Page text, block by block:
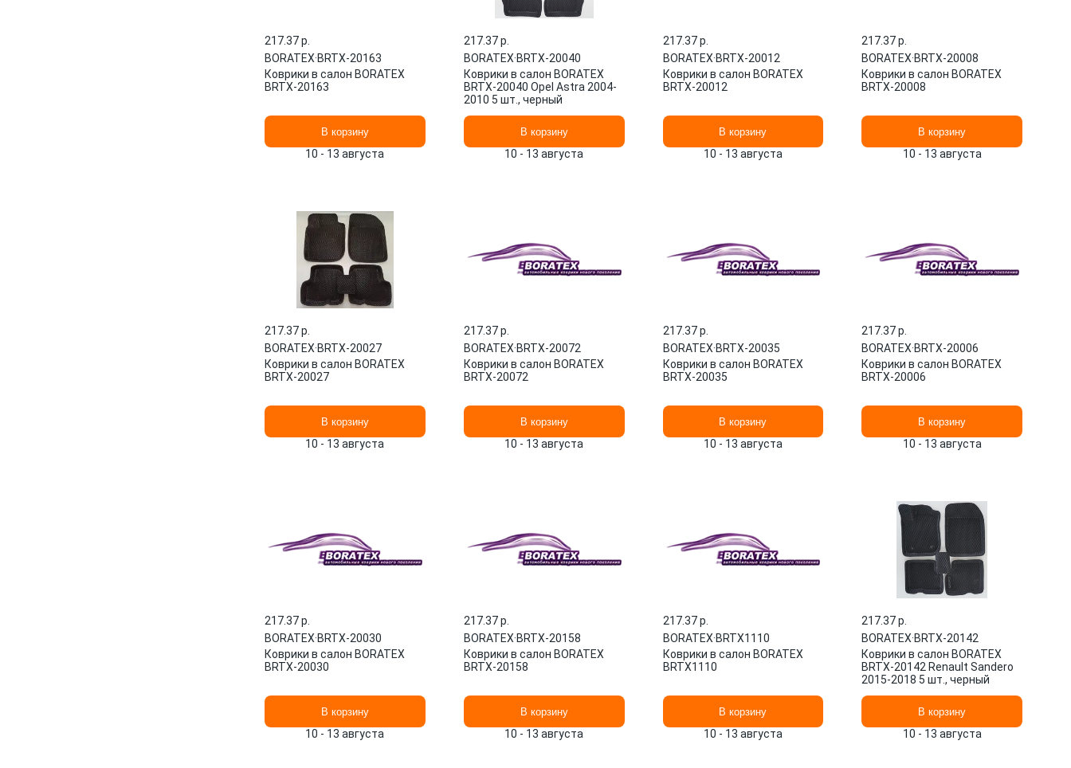
217.37 p.
BORATEX·BRTX-20163
Коврики в салон BORATEX
BRTX-20163
В корзину
10 - 13 августа
217.37 p.
BORATEX·BRTX-20040
Коврики в салон BORATEX
BRTX-20040 Opel Astra 2004-
2010 5 шт., черный
В корзину
10 - 13 августа
217.37 p.
BORATEX·BRTX-20012
Коврики в салон BORATEX
BRTX-20012
В корзину
10 - 13 августа
217.37 p.
BORATEX·BRTX-20008
Коврики в салон BORATEX
BRTX-20008
В корзину
10 - 13 августа
217.37 p.
BORATEX·BRTX-20027
Коврики в салон BORATEX
BRTX-20027
В корзину
10 - 13 августа
217.37 p.
BORATEX·BRTX-20072
Коврики в салон BORATEX
BRTX-20072
В корзину
10 - 13 августа
217.37 p.
BORATEX·BRTX-20035
Коврики в салон BORATEX
BRTX-20035
В корзину
10 - 13 августа
217.37 p.
BORATEX·BRTX-20006
Коврики в салон BORATEX
BRTX-20006
В корзину
10 - 13 августа
217.37 p.
BORATEX·BRTX-20030
Коврики в салон BORATEX
BRTX-20030
В корзину
10 - 13 августа
217.37 p.
BORATEX·BRTX-20158
Коврики в салон BORATEX
BRTX-20158
В корзину
10 - 13 августа
217.37 p.
BORATEX·BRTX1110
Коврики в салон BORATEX
BRTX1110
В корзину
10 - 13 августа
217.37 p.
BORATEX·BRTX-20142
Коврики в салон BORATEX
BRTX-20142 Renault Sandero
2015-2018 5 шт., черный
В корзину
10 - 13 августа